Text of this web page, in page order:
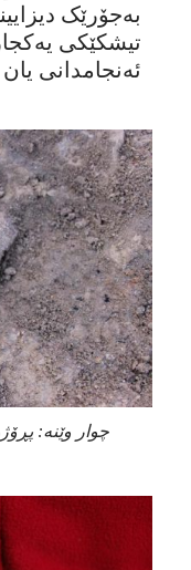
بەجۆرێک
تیشکێکی
ئەنجامدانی
چوار وێنە: